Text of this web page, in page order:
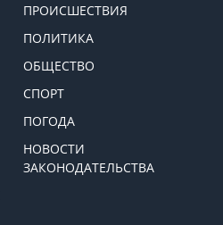
ПРОИСШЕСТВИЯ
ПОЛИТИКА
ОБЩЕСТВО
СПОРТ
ПОГОДА
НОВОСТИ
ЗАКОНОДАТЕЛЬСТВА